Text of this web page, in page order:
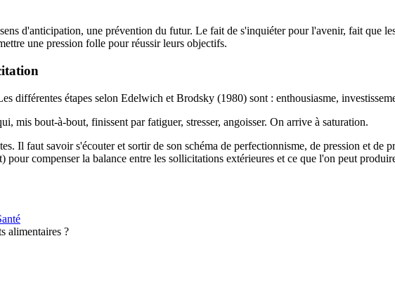
d'anticipation, une prévention du futur. Le fait de s'inquiéter pour l'avenir, fait que
une pression folle pour réussir leurs objectifs.
différentes étapes selon Edelwich et Brodsky (1980) sont : enthousiasme,
mis bout-à-bout, finissent par fatiguer, stresser, angoisser. On arrive à saturation.
Il faut savoir s'écouter et sortir de son schéma de perfectionnisme, de pression et de
pour compenser la balance entre les sollicitations extérieures et ce que l'on peut
alimentaires ?